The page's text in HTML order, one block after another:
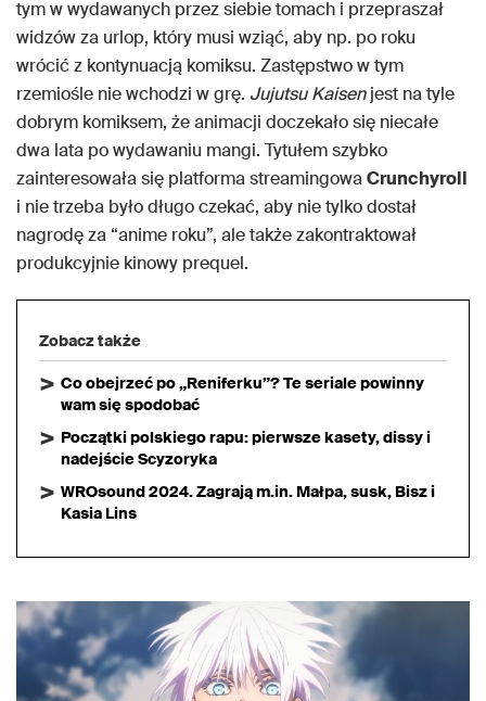
tym w wydawanych przez siebie tomach i przepraszał
widzów za urlop, który musi wziąć, aby np. po roku
wrócić z kontynuacją komiksu. Zastępstwo w tym
rzemiośle nie wchodzi w grę. Jujutsu Kaisenjest na tyle
dobrym komiksem, że animacji doczekało się niecałe
dwa lata po wydawaniu mangi. Tytułem szybko
zainteresowała się platforma streamingowaCrunchyroll
i nie trzeba było długo czekać, aby nie tylko dostał
nagrodę za “anime roku”, ale także zakontraktował
produkcyjnie kinowy prequel.
Zobacz także
Co obejrzeć po „Reniferku”? Te seriale powinny
wam się spodobać
Początki polskiego rapu: pierwsze kasety, dissy i
nadejście Scyzoryka
WROsound 2024. Zagrają m.in. Małpa, susk, Bisz i
Kasia Lins